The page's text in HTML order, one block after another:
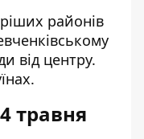
районів
від центру.
травня